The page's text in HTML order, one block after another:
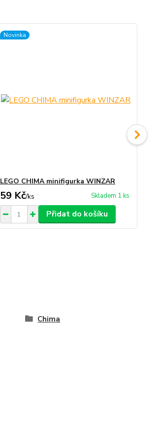
Novinka
LEGO CHIMA minifigurka WINZAR
59 Kč/ks Skladem 1 ks
Přidat do košíku
Chima